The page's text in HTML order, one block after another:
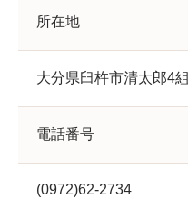
所在地
大分県臼杵市清太郎4組
電話番号
(0972)62-2734